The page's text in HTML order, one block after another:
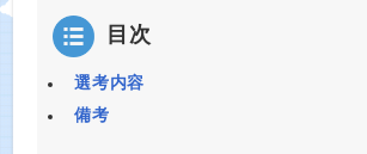
目次
選考内容
備考